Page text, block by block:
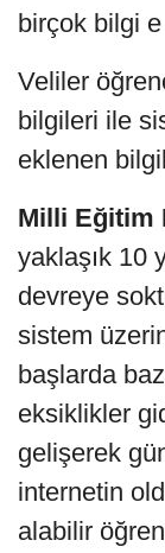
birçok bilgi
Veliler
bilgileri ile
eklenen
Milli Eğitim
yaklaşık 10
devreye
sistem
başlarda
eksiklikler
gelişerek
internetin
alabilir